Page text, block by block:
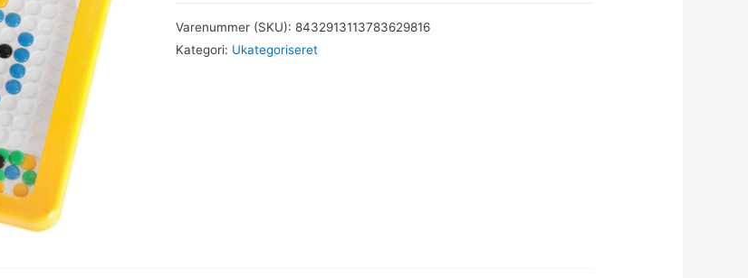
Varenummer (SKU): 8432913113783629816
Kategori: Ukategoriseret